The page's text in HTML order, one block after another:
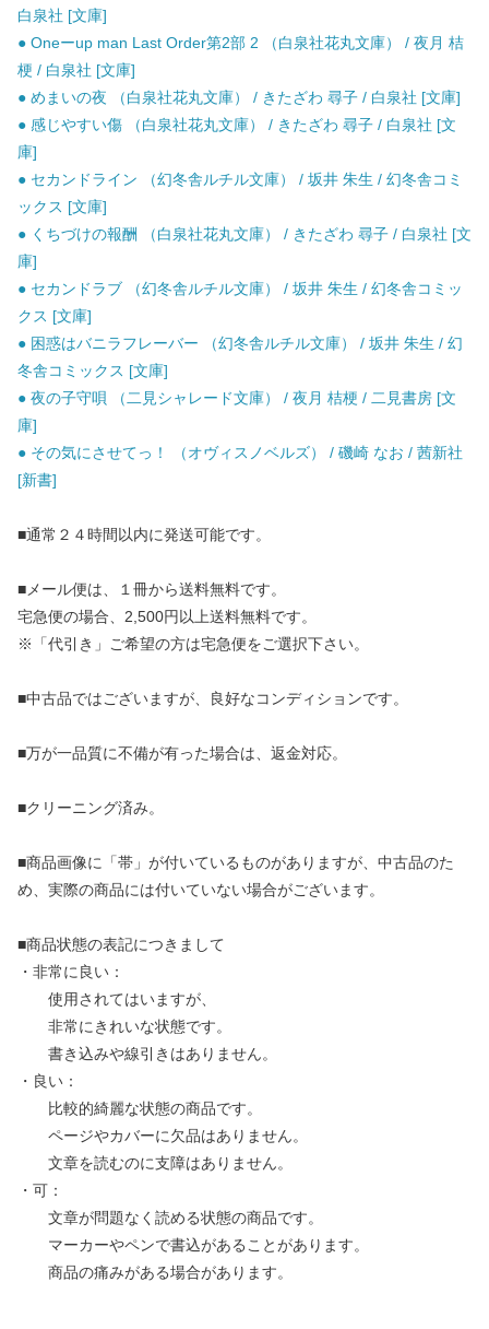
白泉社 [文庫]
● Oneーup man Last Order第2部 2 （白泉社花丸文庫） / 夜月 桔
梗 / 白泉社 [文庫]
● めまいの夜 （白泉社花丸文庫） / きたざわ 尋子 / 白泉社 [文庫]
● 感じやすい傷 （白泉社花丸文庫） / きたざわ 尋子 / 白泉社 [文
庫]
● セカンドライン （幻冬舎ルチル文庫） / 坂井 朱生 / 幻冬舎コミ
ックス [文庫]
● くちづけの報酬 （白泉社花丸文庫） / きたざわ 尋子 / 白泉社 [文
庫]
● セカンドラブ （幻冬舎ルチル文庫） / 坂井 朱生 / 幻冬舎コミッ
クス [文庫]
● 困惑はバニラフレーバー （幻冬舎ルチル文庫） / 坂井 朱生 / 幻
冬舎コミックス [文庫]
● 夜の子守唄 （二見シャレード文庫） / 夜月 桔梗 / 二見書房 [文
庫]
● その気にさせてっ！ （オヴィスノベルズ） / 磯崎 なお / 茜新社
[新書]
■通常２４時間以内に発送可能です。
■メール便は、１冊から送料無料です。
宅急便の場合、2,500円以上送料無料です。
※「代引き」ご希望の方は宅急便をご選択下さい。
■中古品ではございますが、良好なコンディションです。
■万が一品質に不備が有った場合は、返金対応。
■クリーニング済み。
■商品画像に「帯」が付いているものがありますが、中古品のた
め、実際の商品には付いていない場合がございます。
■商品状態の表記につきまして
・非常に良い：
使用されてはいますが、
非常にきれいな状態です。
書き込みや線引きはありません。
・良い：
比較的綺麗な状態の商品です。
ページやカバーに欠品はありません。
文章を読むのに支障はありません。
・可：
文章が問題なく読める状態の商品です。
マーカーやペンで書込があることがあります。
商品の痛みがある場合があります。